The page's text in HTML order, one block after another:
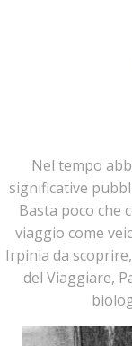
Nel tempo
significative
Basta poco che
viaggio come
Irpinia da
del Viaggiare,